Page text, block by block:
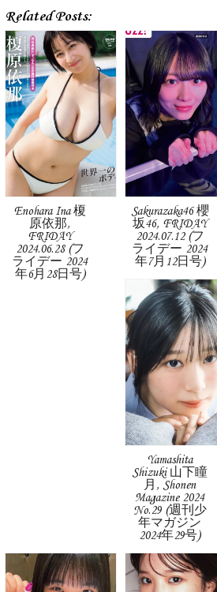
Related Posts:
Enohara Ina 榎
原依那,
FRIDAY
2024.06.28 (フ
ライデー 2024
年6月28日号)
Sakurazaka46 櫻
坂46, FRIDAY
2024.07.12 (フ
ライデー 2024
年7月12日号)
Yamashita
Shizuki 山下瞳
月, Shonen
Magazine 2024
No.29 (週刊少
年マガジン
2024年29号)